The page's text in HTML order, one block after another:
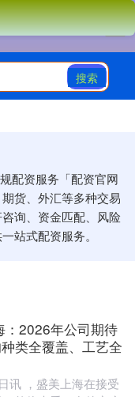
搜索
配资服务「配资官网
货、外汇等多种交易
询、资金匹配、风险
站式配资服务。
：2026年公司期待
类全覆盖、工艺全
讯 ，盛美上海在接受